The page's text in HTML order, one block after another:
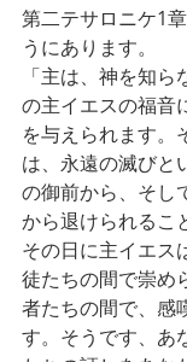
第二テサロニケ1
うにあります。
「主は、神を知
の主イエスの福音
を与えられます。
は、永遠の滅びと
の御前から、そし
から退けられるこ
その日に主イエス
徒たちの間で崇め
者たちの間で、感
す。そうです、あ